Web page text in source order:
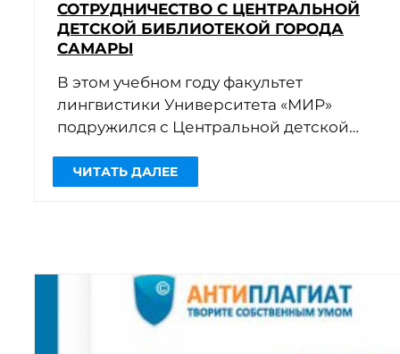
СОТРУДНИЧЕСТВО С ЦЕНТРАЛЬНОЙ
ДЕТСКОЙ БИБЛИОТЕКОЙ ГОРОДА
САМАРЫ
В этом учебном году факультет
лингвистики Университета «МИР»
подружился с Центральной детской
заключен договор о сотрудничестве и